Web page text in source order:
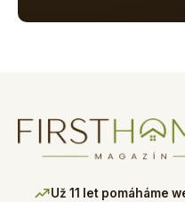
Už 11 let pomáháme